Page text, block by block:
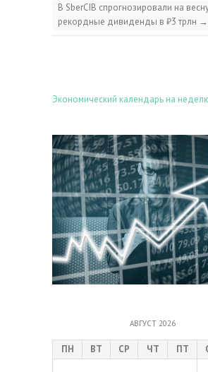
В SberCIB спрогнозировали на
рекордные дивиденды в ₽3 трлн →
Экономический календарь на
АВГУСТ 2026
ПН ВТ СР ЧТ ПТ